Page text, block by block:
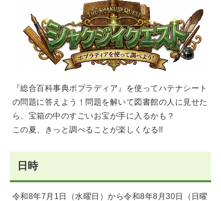
『総合百科事典ポプラディア』を使ってハテナシート
の問題に答えよう！問題を解いて図書館の人に見せた
ら、宝箱の中のすごいお宝が手に入るかも？
この夏、きっと調べることが楽しくなる!!
日時
令和8年7月1日（水曜日）から令和8年8月30日（日曜